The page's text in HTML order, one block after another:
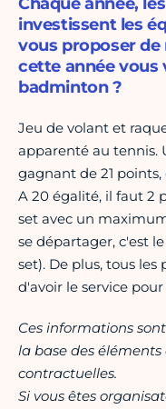
investissent les
vous proposer
cette année vous
badminton ?
Jeu de volant et
apparenté au tennis.
gagnant de 21
A 20 égalité, il faut 2
set avec un
se départager, c'est
set). De plus, tous
d'avoir le service
Ces informations
la base des
contractuelles.
Si vous êtes